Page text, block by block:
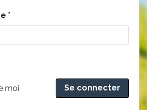
*
moi